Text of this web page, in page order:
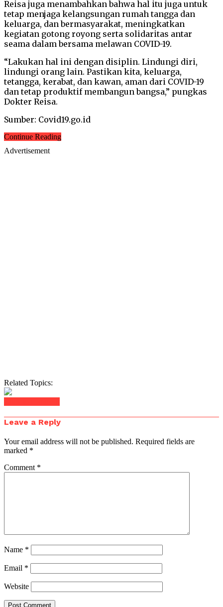
Reisa juga menambahkan bahwa hal itu juga untuk
tetap menjaga kelangsungan rumah tangga dan
keluarga, dan bermasyarakat, meningkatkan
kegiatan gotong royong serta solidaritas antar
seama dalam bersama melawan COVID-19.
“Lakukan hal ini dengan disiplin. Lindungi diri,
lindungi orang lain. Pastikan kita, keluarga,
tetangga, kerabat, dan kawan, aman dari COVID-19
dan tetap produktif membangun bangsa,” pungkas
Dokter Reisa.
Sumber: Covid19.go.id
Continue Reading
Advertisement
Related Topics:
Leave a Reply
Your email address will not be published. Required fields are
marked *
Comment *
Name *
Email *
Website